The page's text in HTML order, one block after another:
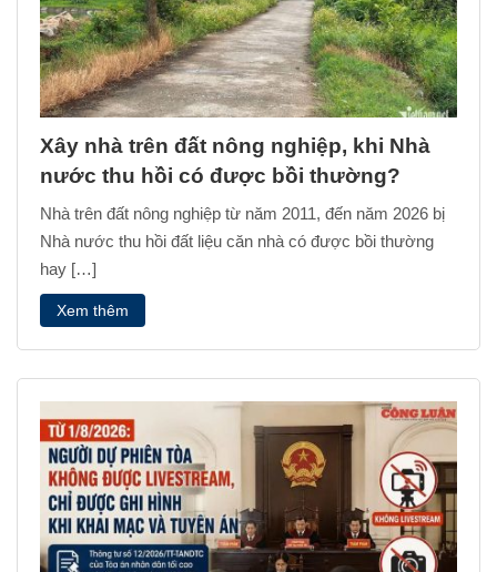
Xây nhà trên đất nông nghiệp, khi Nhà
nước thu hồi có được bồi thường?
Nhà trên đất nông nghiệp từ năm 2011, đến năm 2026 bị
Nhà nước thu hồi đất liệu căn nhà có được bồi thường
hay […]
Xem thêm